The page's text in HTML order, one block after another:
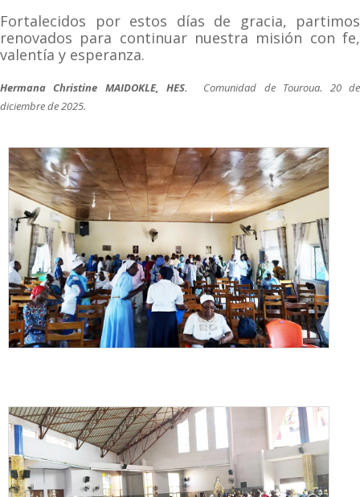
Fortalecidos por estos días de gracia, partimos
renovados para continuar nuestra misión con fe,
valentía y esperanza.
Hermana Christine MAIDOKLE, HES. Comunidad de Touroua. 20 de
diciembre de 2025.